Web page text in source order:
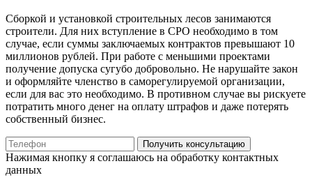
Сборкой и установкой строительных лесов занимаются
строители. Для них вступление в СРО необходимо в том
случае, если суммы заключаемых контрактов превышают 10
миллионов рублей. При работе с меньшими проектами
получение допуска сугубо добровольно. Не нарушайте закон
и оформляйте членство в саморегулируемой организации,
если для вас это необходимо. В противном случае вы рискуете
потратить много денег на оплату штрафов и даже потерять
собственный бизнес.
Получить консультацию
Нажимая кнопку я соглашаюсь на обработку контактных
данных